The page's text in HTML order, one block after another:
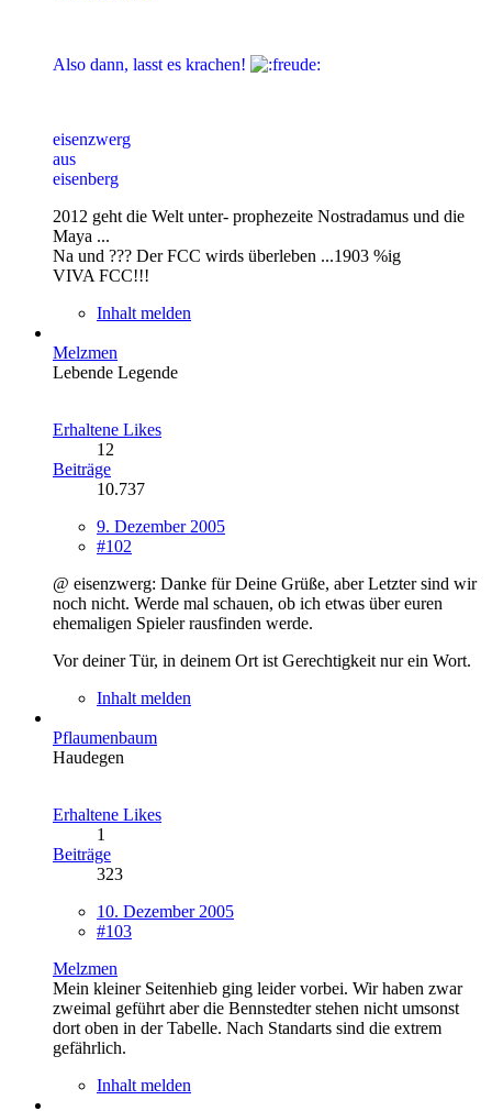
Also dann, lasst es krachen!
eisenzwerg
aus
eisenberg
2012 geht die Welt unter- prophezeite Nostradamus und die
Maya ...
Na und ??? Der FCC wirds überleben ...1903 %ig
VIVA FCC!!!
Inhalt melden
Melzmen
Lebende Legende
Erhaltene Likes
12
Beiträge
10.737
9. Dezember 2005
#102
@ eisenzwerg: Danke für Deine Grüße, aber Letzter sind wir
noch nicht. Werde mal schauen, ob ich etwas über euren
ehemaligen Spieler rausfinden werde.
Vor deiner Tür, in deinem Ort ist Gerechtigkeit nur ein Wort.
Inhalt melden
Pflaumenbaum
Haudegen
Erhaltene Likes
1
Beiträge
323
10. Dezember 2005
#103
Melzmen
Mein kleiner Seitenhieb ging leider vorbei. Wir haben zwar
zweimal geführt aber die Bennstedter stehen nicht umsonst
dort oben in der Tabelle. Nach Standarts sind die extrem
gefährlich.
Inhalt melden